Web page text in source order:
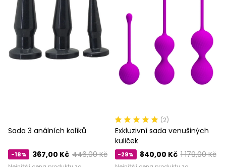
Sada 3 análních kolíků
-18% 446,00 Kč
367,00 Kč
(2)
Exkluzivní sada venušiných
kuliček
-29% 1 179,00 Kč
840,00 Kč